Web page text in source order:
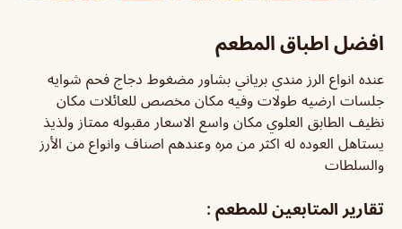
افضل اطباق المطعم
عنده انواع الرز مندي برياني بشاور مضغوط دجاج فحم شوايه
جلسات ارضيه طولات وفيه مكان مخصص للعائلات مكان
نظيف الطابق العلوي مكان واسع الاسعار مقبوله ممتاز ولذيذ
يستاهل العوده له اكثر من مره وعندهم اصناف وانواع من الأرز
والسلطات
تقارير المتابعين للمطعم :